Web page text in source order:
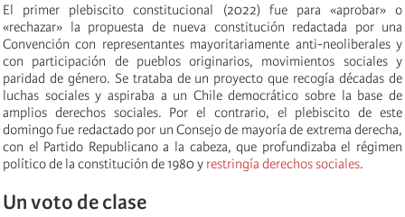
El primer plebiscito constitucional (2022) fue para «aprobar» o
«rechazar» la propuesta de nueva constitución redactada por una
Convención con representantes mayoritariamente anti-neoliberales y
con participación de pueblos originarios, movimientos sociales y
paridad de género. Se trataba de un proyecto que recogía décadas de
luchas sociales y aspiraba a un Chile democrático sobre la base de
amplios derechos sociales. Por el contrario, el plebiscito de este
domingo fue redactado por un Consejo de mayoría de extrema derecha,
con el Partido Republicano a la cabeza, que profundizaba el régimen
político de la constitución de 1980 y restringía derechos sociales.
Un voto de clase